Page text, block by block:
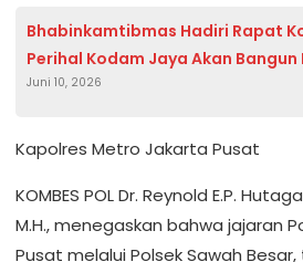
Bhabinkamtibmas Hadiri Rapat
Perihal Kodam Jaya Akan Bangun
AD di Kwini, Lahan dan Bangunan
Juni 10, 2026
Kapolres Metro Jakarta Pusat
KOMBES POL Dr. Reynold E.P.
M.H., menegaskan bahwa jajaran
Pusat melalui Polsek Sawah Besar,